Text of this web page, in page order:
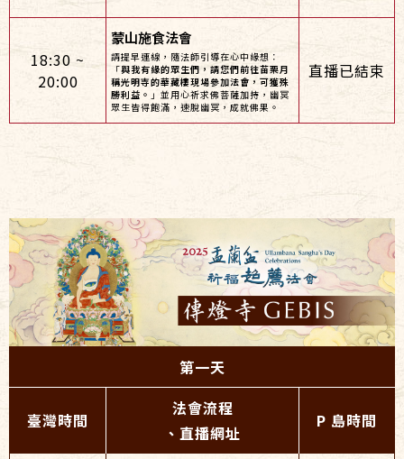
18:30 ~
20:00
蒙山施食法會
請提早連線，隨法師引導在心中緣想：
「與我有緣的眾生們，請您們前往苗栗月
稱光明寺的華藏樓現場參加法會，可獲殊
勝利益。 」並用心祈求佛菩薩加持，幽冥
眾生皆得飽滿，速脫幽冥，成就佛果。
直播已結束
第一天
臺灣時間
法會流程
、直播網址
P 島時間